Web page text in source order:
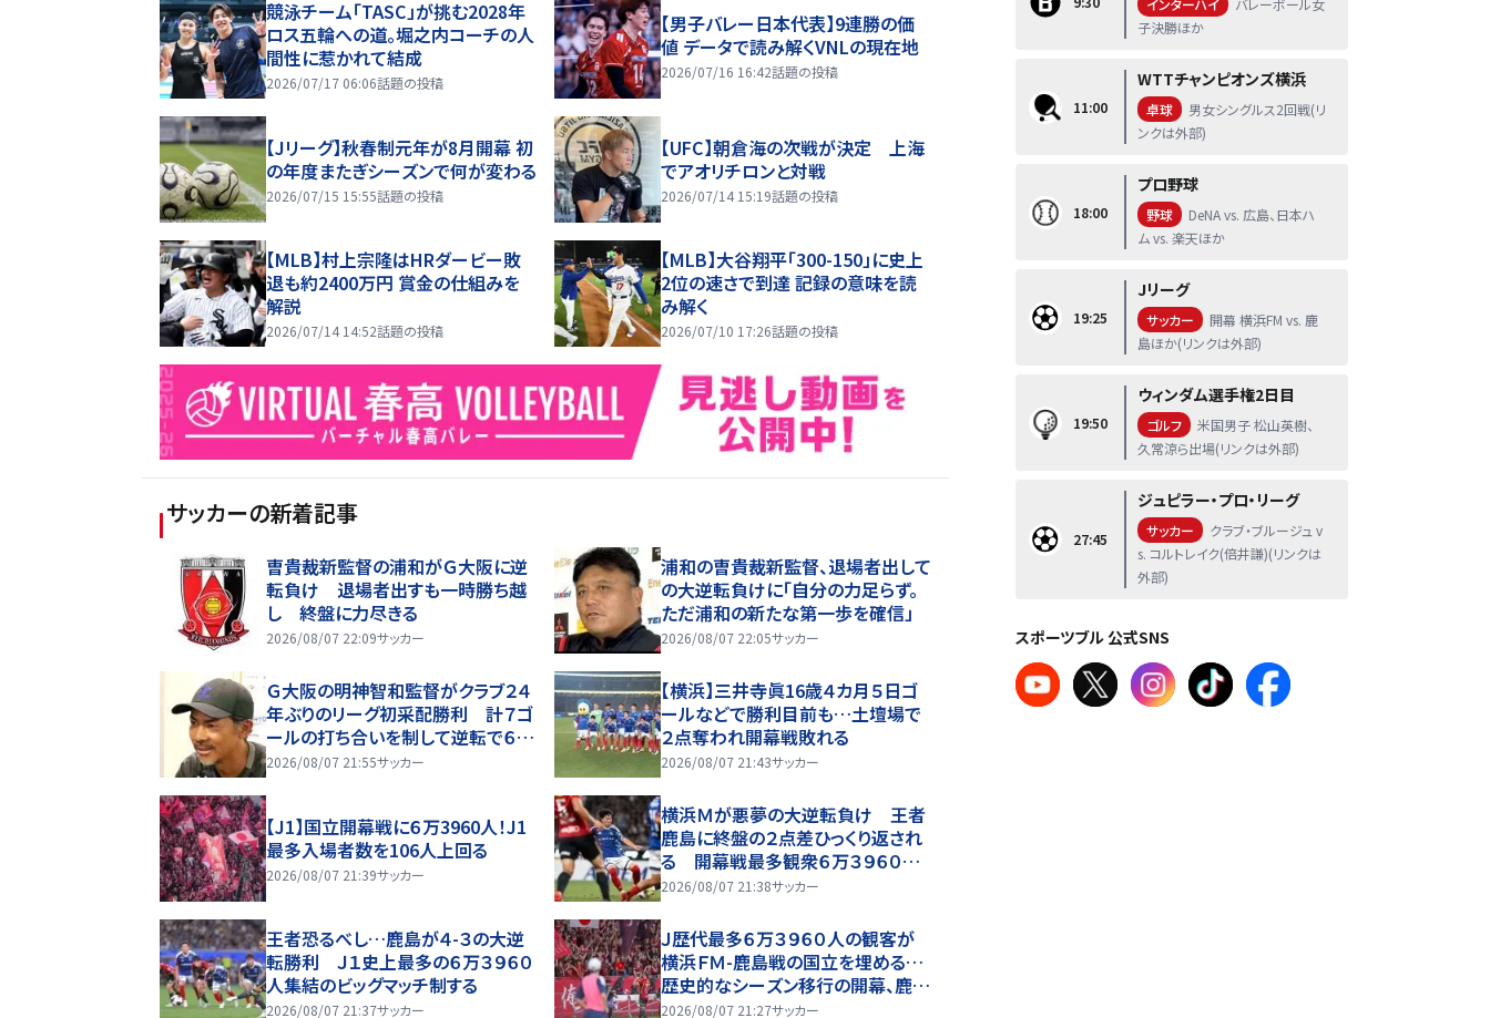
競泳チーム「TASC」が挑む2028年
ロス五輪への道。堀之内コーチの人
間性に惹かれて結成
2026/07/17 06:06話題の投稿
【男子バレー日本代表】9連勝の価
値 データで読み解くVNLの現在地
2026/07/16 16:42話題の投稿
【Jリーグ】秋春制元年が8月開幕 初
の年度またぎシーズンで何が変わる
2026/07/15 15:55話題の投稿
【UFC】朝倉海の次戦が決定 上海
でアオリチロンと対戦
2026/07/14 15:19話題の投稿
【MLB】村上宗隆はHRダービー敗
退も約2400万円 賞金の仕組みを
解説
2026/07/14 14:52話題の投稿
【MLB】大谷翔平「300-150」に史上
2位の速さで到達 記録の意味を読
み解く
2026/07/10 17:26話題の投稿
サッカーの新着記事
曺貴裁新監督の浦和がＧ大阪に逆
転負け 退場者出すも一時勝ち越
し 終盤に力尽きる
2026/08/07 22:09サッカー
浦和の曺貴裁新監督、退場者出して
の大逆転負けに「自分の力足らず。
ただ浦和の新たな第一歩を確信」
2026/08/07 22:05サッカー
Ｇ大阪の明神智和監督がクラブ２４
年ぶりのリーグ初采配勝利 計７ゴ
ールの打ち合いを制して逆転で６年
ぶり開幕白星
2026/08/07 21:55サッカー
【横浜】三井寺眞16歳４カ月５日ゴ
ールなどで勝利目前も…土壇場で
２点奪われ開幕戦敗れる
2026/08/07 21:43サッカー
【J1】国立開幕戦に６万3960人！J1
最多入場者数を106人上回る
2026/08/07 21:39サッカー
横浜Ｍが悪夢の大逆転負け 王者
鹿島に終盤の２点差ひっくり返され
る 開幕戦最多観衆６万３９６０人
の中、１６歳の新星・三井寺眞が秋
2026/08/07 21:38サッカー
王者恐るべし…鹿島が４-３の大逆
転勝利 Ｊ１史上最多の６万３９６０
人集結のビッグマッチ制する
2026/08/07 21:37サッカー
Ｊ歴代最多６万３９６０人の観客が
横浜ＦＭ-鹿島戦の国立を埋める…
歴史的なシーズン移行の開幕、鹿島
が後半ＡＴ２発で４-３の劇的勝利
2026/08/07 21:27サッカー
インターハイ
バレーボール女
子決勝ほか
11:00
WTTチャンピオンズ横浜
卓球
男女シングルス2回戦(リ
ンクは外部)
18:00
プロ野球
野球
DeNA vs. 広島、日本ハ
ム vs. 楽天ほか
19:25
Jリーグ
サッカー
開幕 横浜FM vs. 鹿
島ほか(リンクは外部)
19:50
ウィンダム選手権2日目
ゴルフ
米国男子 松山英樹、
久常涼ら出場(リンクは外部)
27:45
ジュピラー・プロ・リーグ
サッカー
クラブ・ブルージュ v
s. コルトレイク(倍井謙)(リンクは
外部)
スポーツブル 公式SNS